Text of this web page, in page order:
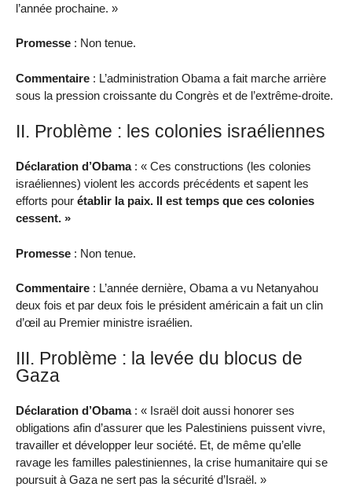
l’année prochaine. »
Promesse : Non tenue.
Commentaire : L’administration Obama a fait marche arrière
sous la pression croissante du Congrès et de l’extrême-droite.
II. Problème : les colonies israéliennes
Déclaration d’Obama: « Ces constructions (les colonies
israéliennes) violent les accords précédents et sapent les
efforts pour établir la paix. Il est temps que ces colonies
cessent. »
Promesse : Non tenue.
Commentaire : L’année dernière, Obama a vu Netanyahou
deux fois et par deux fois le président américain a fait un clin
d’œil au Premier ministre israélien.
III. Problème : la levée du blocus de
Gaza
Déclaration d’Obama: « Israël doit aussi honorer ses
obligations afin d’assurer que les Palestiniens puissent vivre,
travailler et développer leur société. Et, de même qu’elle
ravage les familles palestiniennes, la crise humanitaire qui se
poursuit à Gaza ne sert pas la sécurité d’Israël. »